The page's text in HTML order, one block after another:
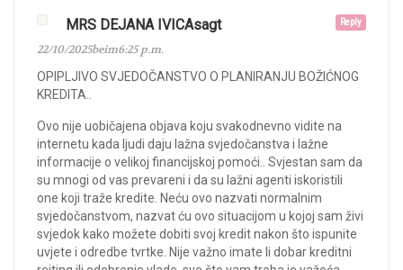
Reply
MRS DEJANA IVICAsagt
22/10/2025beim6:25 p.m.
OPIPLJIVO SVJEDOČANSTVO O PLANIRANJU BOŽIĆNOG
KREDITA..
Ovo nije uobičajena objava koju svakodnevno vidite na
internetu kada ljudi daju lažna svjedočanstva i lažne
informacije o velikoj financijskoj pomoći.. Svjestan sam da
su mnogi od vas prevareni i da su lažni agenti iskoristili
one koji traže kredite. Neću ovo nazvati normalnim
svjedočanstvom, nazvat ću ovo situacijom u kojoj sam živi
svjedok kako možete dobiti svoj kredit nakon što ispunite
uvjete i odredbe tvrtke. Nije važno imate li dobar kreditni